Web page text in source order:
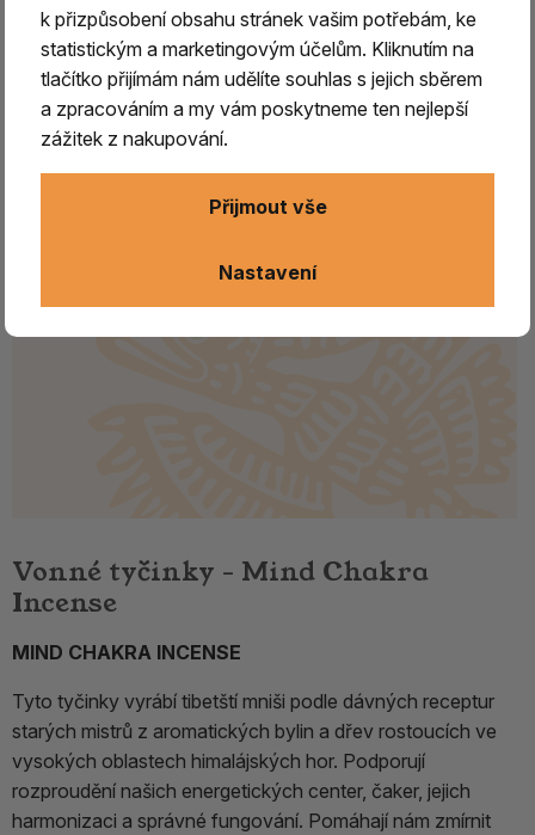
Vonné tyčinky - Mind Chakra
Incense
MIND CHAKRA INCENSE
Tyto tyčinky vyrábí tibetští mniši podle dávných receptur
starých mistrů z aromatických bylin a dřev rostoucích ve
vysokých oblastech himalájských hor. Podporují
rozproudění našich energetických center, čaker, jejich
harmonizaci a správné fungování. Pomáhají nám zmírnit
k přizpůsobení obsahu stránek vašim potřebám, ke
statistickým a marketingovým účelům. Kliknutím na
tlačítko přijímám nám udělíte souhlas s jejich sběrem
a zpracováním a my vám poskytneme ten nejlepší
zážitek z nakupování.
Nastavení
Přijmout vše